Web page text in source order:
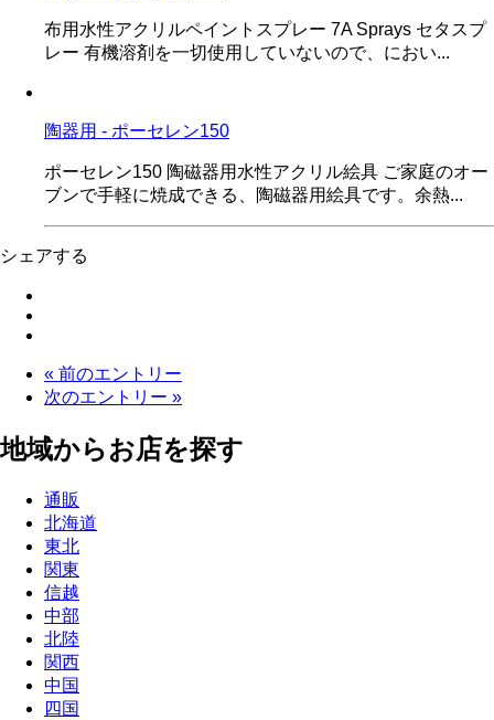
布用水性アクリルペイントスプレー 7A Sprays セタスプ
レー 有機溶剤を一切使用していないので、におい...
陶器用 - ポーセレン150
ポーセレン150 陶磁器用水性アクリル絵具 ご家庭のオー
ブンで手軽に焼成できる、陶磁器用絵具です。余熱...
シェアする
« 前のエントリー
次のエントリー »
地域からお店を探す
通販
北海道
東北
関東
信越
中部
北陸
関西
中国
四国